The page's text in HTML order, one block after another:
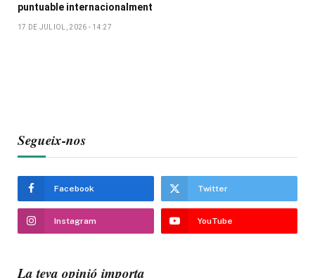
puntuable internacionalment
17 DE JULIOL, 2026 - 14:27
Segueix-nos
Facebook Twitter
Instagram YouTube
La teva opinió importa